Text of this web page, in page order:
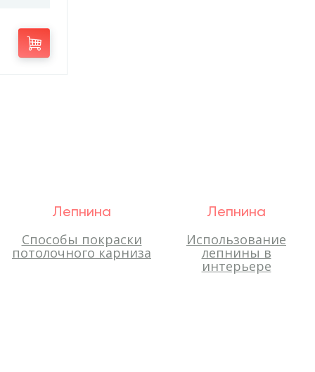
Лепнина
Способы покраски
потолочного карниза
Лепнина
Использование
лепнины в
интерьере